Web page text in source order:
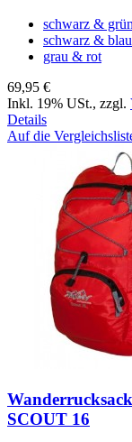
schwarz & grün
schwarz & blau
grau & rot
69,95 €
Inkl. 19% USt., zzgl.
Details
Auf die
SCOUT 16